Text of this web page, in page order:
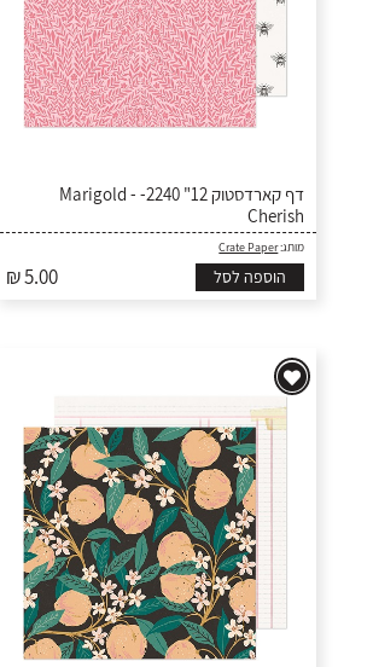
דף קארדסטוק 12" 2240- Marigold -
Cherish
מותג:Crate Paper
₪ 5.00 הוספה לסל